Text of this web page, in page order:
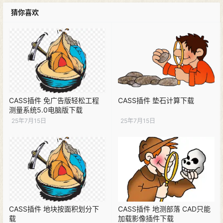
猜你喜欢
CASS插件 免广告版轻松工程
测量系统5.0电脑版下载
25年7月15日
CASS插件 垫石计算下载
25年7月15日
CASS插件 地块按面积划分下
载
CASS插件 地测部落 CAD只能
加载影像插件下载